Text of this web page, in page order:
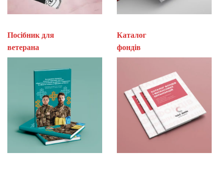
Посібник для
ветерана
Каталог